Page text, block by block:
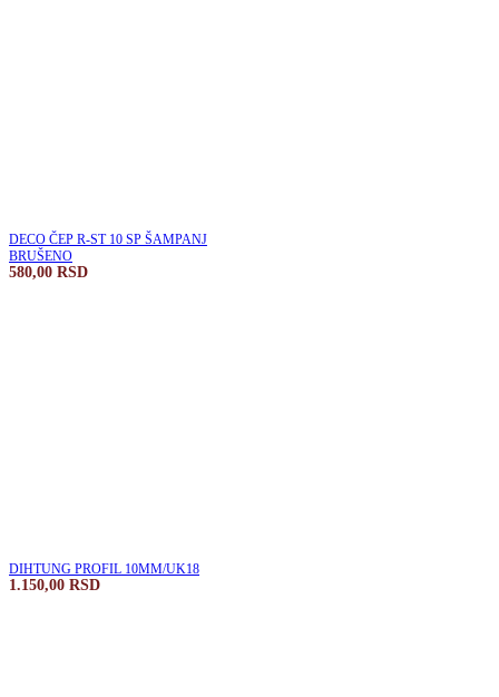
DECO ČEP R-ST 10 SP ŠAMPANJ
BRUŠENO
580,00 RSD
DIHTUNG PROFIL 10MM/UK18
1.150,00 RSD